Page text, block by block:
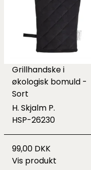
Grillhandske i
økologisk bomuld -
Sort
H. Skjalm P.
HSP-26230
99,00 DKK
Vis produkt